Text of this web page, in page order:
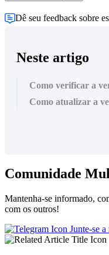
Dê seu feedback sobre
Neste artigo
Como verificar a
Como atualizar a
Comunidade
Mantenha-se informado,
com os outros!
Junte-se